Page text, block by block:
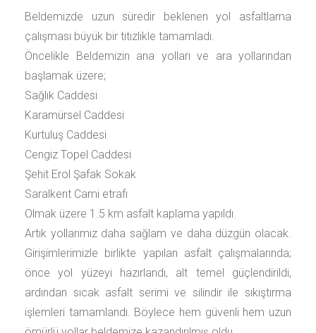
Beldemizde uzun süredir beklenen yol asfaltlama
çalışması büyük bir titizlikle tamamladı.
Öncelikle Beldemizin ana yolları ve ara yollarından
başlamak üzere;
Sağlık Caddesi
Karamürsel Caddesi
Kurtuluş Caddesi
Cengiz Topel Caddesi
Şehit Erol Şafak Sokak
Saralkent Cami etrafı
Olmak üzere 1.5 km asfalt kaplama yapıldı.
Artık yollarımız daha sağlam ve daha düzgün olacak.
Girişimlerimizle birlikte yapılan asfalt çalışmalarında;
önce yol yüzeyi hazırlandı, alt temel güçlendirildi,
ardından sıcak asfalt serimi ve silindir ile sıkıştırma
işlemleri tamamlandı. Böylece hem güvenli hem uzun